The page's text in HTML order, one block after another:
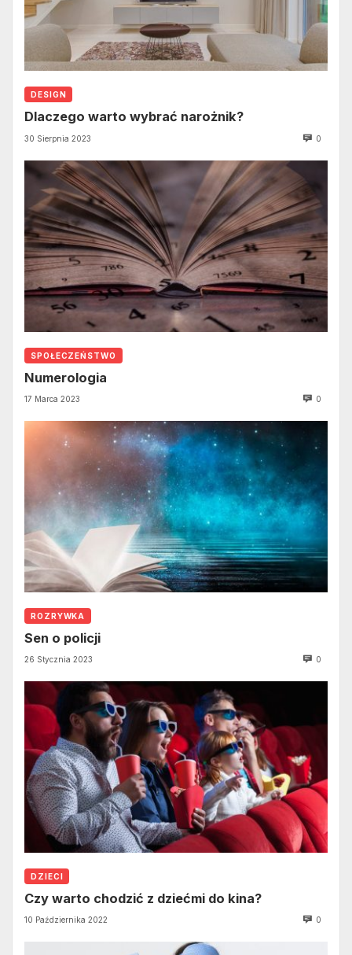
DESIGN
Dlaczego warto wybrać narożnik?
30 Sierpnia 2023 0
SPOŁECZEŃSTWO
Numerologia
17 Marca 2023 0
ROZRYWKA
Sen o policji
26 Stycznia 2023 0
DZIECI
Czy warto chodzić z dziećmi do kina?
10 Października 2022 0